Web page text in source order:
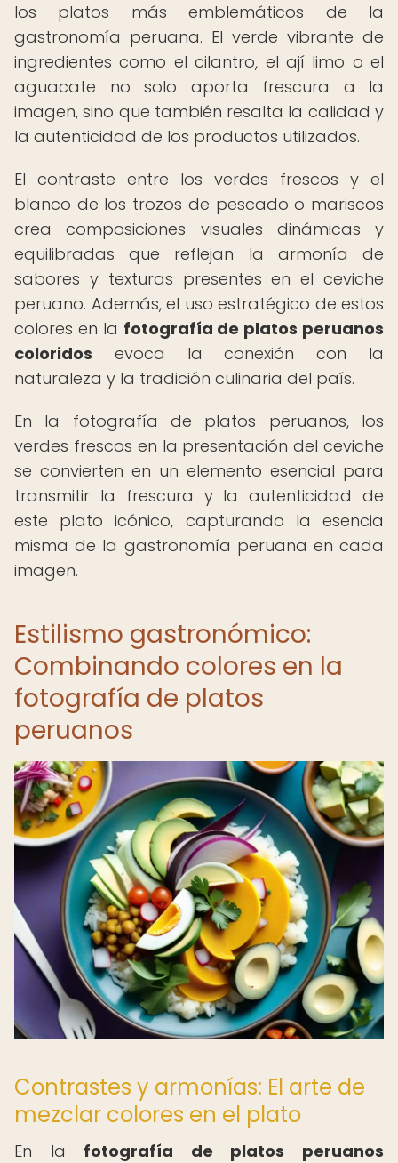
los platos más emblemáticos de la
gastronomía peruana. El verde vibrante de
ingredientes como el cilantro, el ají limo o el
aguacate no solo aporta frescura a la
imagen, sino que también resalta la calidad y
la autenticidad de los productos utilizados.
El contraste entre los verdes frescos y el
blanco de los trozos de pescado o mariscos
crea composiciones visuales dinámicas y
equilibradas que reflejan la armonía de
sabores y texturas presentes en el ceviche
peruano. Además, el uso estratégico de estos
colores en la fotografía de platos peruanos
coloridos evoca la conexión con la
naturaleza y la tradición culinaria del país.
En la fotografía de platos peruanos, los
verdes frescos en la presentación del ceviche
se convierten en un elemento esencial para
transmitir la frescura y la autenticidad de
este plato icónico, capturando la esencia
misma de la gastronomía peruana en cada
imagen.
Estilismo gastronómico:
Combinando colores en la
fotografía de platos
peruanos
Contrastes y armonías: El arte de
mezclar colores en el plato
En la fotografía de platos peruanos